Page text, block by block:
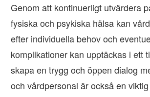
Genom att kontinuerligt utvärdera
fysiska och psykiska hälsa kan
efter individuella behov och
komplikationer kan upptäckas i ett
skapa en trygg och öppen dialog
och vårdpersonal är också en